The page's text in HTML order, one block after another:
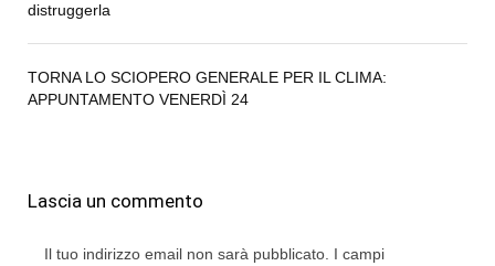
distruggerla
TORNA LO SCIOPERO GENERALE PER IL CLIMA:
APPUNTAMENTO VENERDÌ 24
Lascia un commento
Il tuo indirizzo email non sarà pubblicato. I campi